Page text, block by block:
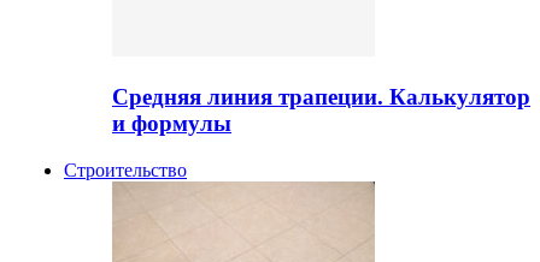
Средняя линия трапеции. Калькулятор
и формулы
Строительство